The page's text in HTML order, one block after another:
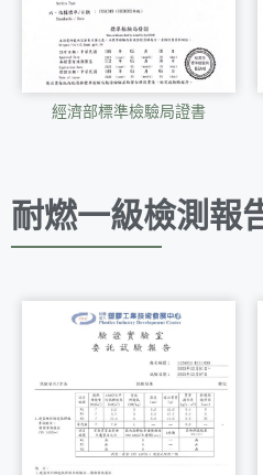
經濟部標準檢驗局證書
耐燃一級檢測報